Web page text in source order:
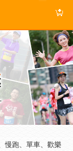
›
慢跑、單車、歡樂